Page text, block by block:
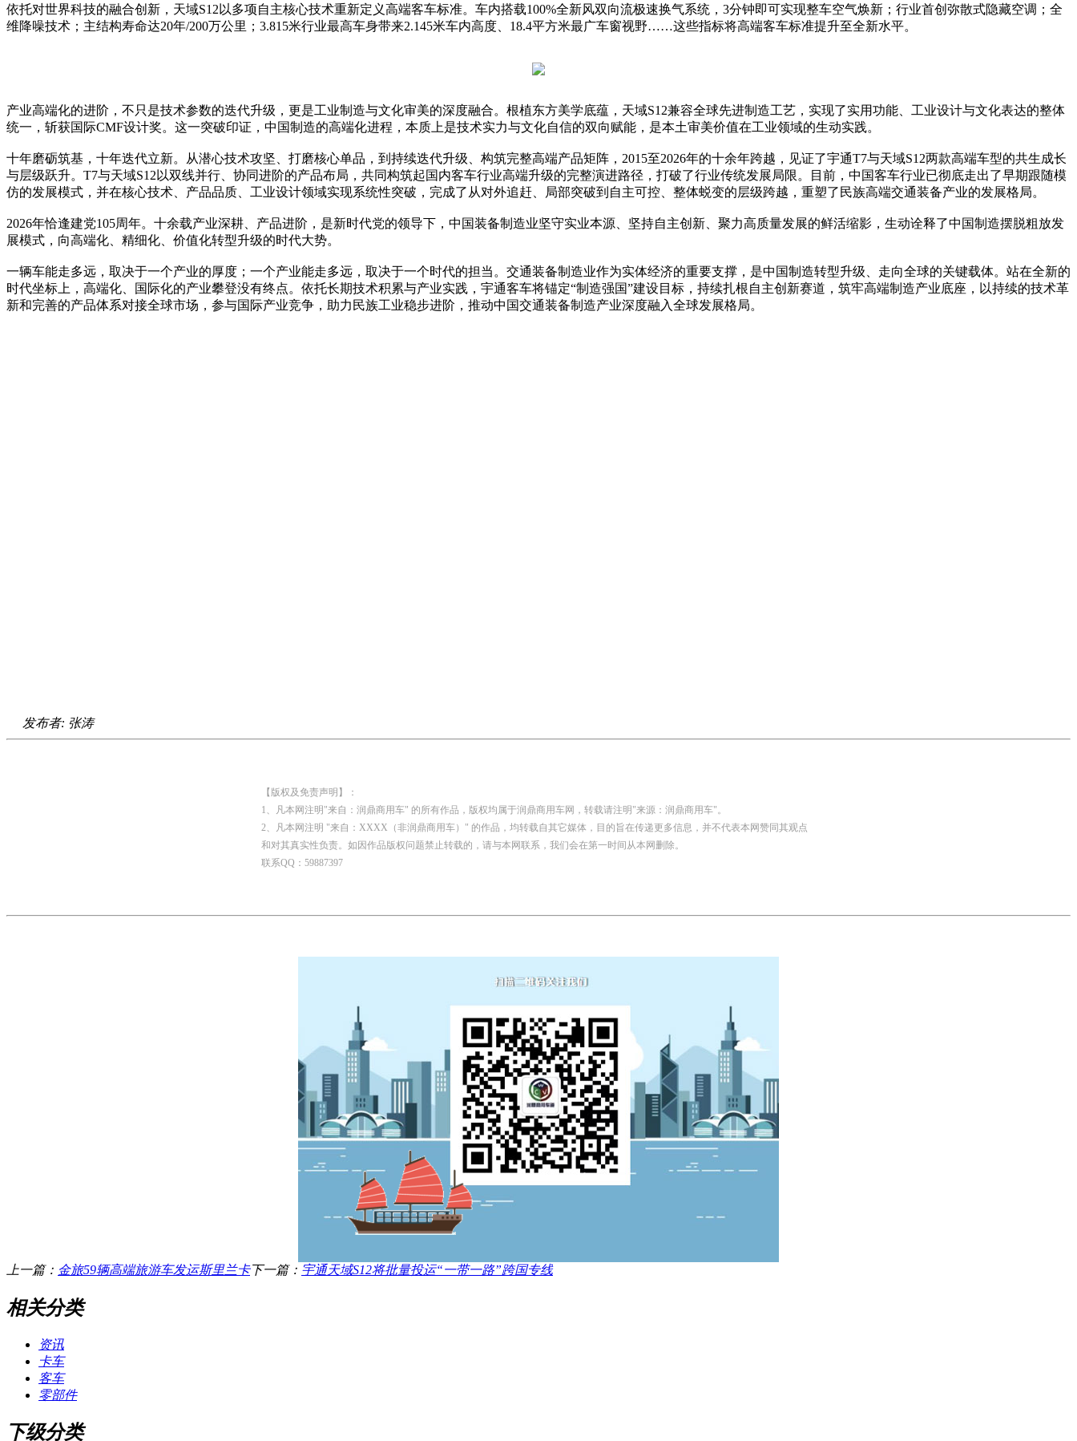
依托对世界科技的融合创新，天域S12以多项自主核心技术重新定义高端客车标准。车内搭载100%全新风双向流极速换气系统，3分钟即可实现整车空气焕新；行业首创弥散式隐藏空调；全
维降噪技术；主结构寿命达20年/200万公里；3.815米行业最高车身带来2.145米车内高度、18.4平方米最广车窗视野……这些指标将高端客车标准提升至全新水平。
产业高端化的进阶，不只是技术参数的迭代升级，更是工业制造与文化审美的深度融合。根植东方美学底蕴，天域S12兼容全球先进制造工艺，实现了实用功能、工业设计与文化表达的整体
统一，斩获国际CMF设计奖。这一突破印证，中国制造的高端化进程，本质上是技术实力与文化自信的双向赋能，是本土审美价值在工业领域的生动实践。
十年磨砺筑基，十年迭代立新。从潜心技术攻坚、打磨核心单品，到持续迭代升级、构筑完整高端产品矩阵，2015至2026年的十余年跨越，见证了宇通T7与天域S12两款高端车型的共生成长
与层级跃升。T7与天域S12以双线并行、协同进阶的产品布局，共同构筑起国内客车行业高端升级的完整演进路径，打破了行业传统发展局限。目前，中国客车行业已彻底走出了早期跟随模
仿的发展模式，并在核心技术、产品品质、工业设计领域实现系统性突破，完成了从对外追赶、局部突破到自主可控、整体蜕变的层级跨越，重塑了民族高端交通装备产业的发展格局。
2026年恰逢建党105周年。十余载产业深耕、产品进阶，是新时代党的领导下，中国装备制造业坚守实业本源、坚持自主创新、聚力高质量发展的鲜活缩影，生动诠释了中国制造摆脱粗放发
展模式，向高端化、精细化、价值化转型升级的时代大势。
一辆车能走多远，取决于一个产业的厚度；一个产业能走多远，取决于一个时代的担当。交通装备制造业作为实体经济的重要支撑，是中国制造转型升级、走向全球的关键载体。站在全新的
时代坐标上，高端化、国际化的产业攀登没有终点。依托长期技术积累与产业实践，宇通客车将锚定“制造强国”建设目标，持续扎根自主创新赛道，筑牢高端制造产业底座，以持续的技术革
新和完善的产品体系对接全球市场，参与国际产业竞争，助力民族工业稳步进阶，推动中国交通装备制造产业深度融入全球发展格局。
发布者: 张涛
【版权及免责声明】：
1、凡本网注明"来自：润鼎商用车" 的所有作品，版权均属于润鼎商用车网，转载请注明"来源：润鼎商用车"。
2、凡本网注明 "来自：XXXX（非润鼎商用车）" 的作品，均转载自其它媒体，目的旨在传递更多信息，并不代表本网赞同其观点
和对其真实性负责。如因作品版权问题禁止转载的，请与本网联系，我们会在第一时间从本网删除。
联系QQ：59887397
上一篇： 金旅59辆高端旅游车发运斯里兰卡下一篇： 宇通天域S12将批量投运“一带一路”跨国专线
相关分类
资讯
卡车
客车
零部件
下级分类